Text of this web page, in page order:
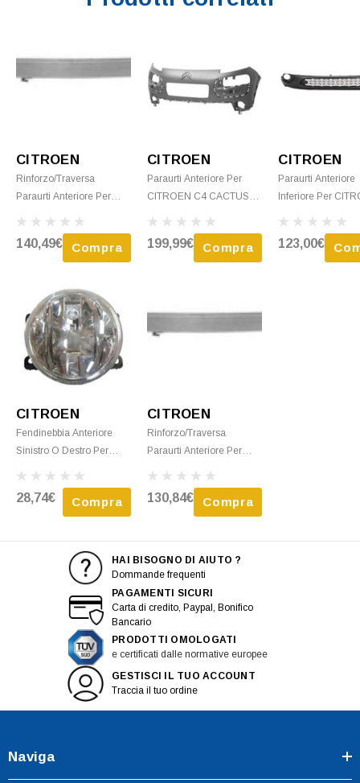
CITROEN
Rinforzo/traversa
Paraurti Anteriore Per
Fase 1, 2014-2018, In
Alluminio, Nuovo
140,49€ Compra
CITROEN
Paraurti Anteriore Per
CITROEN C4 CACTUS
Nuovo Da Verniciare
199,99€ Compra
CITROEN
Paraurti Anteriore
Inferiore Per
2014-2018, Nero
Nuovo.
123,00€
CITROEN
Fendinebbia Anteriore
Sinistro O Destro Per
Fase 1, 2014-2018,
Paraurti Anteriore, Nuovo
28,74€ Compra
CITROEN
Rinforzo/traversa
Paraurti Anteriore Per
Dal 2016 Al 2020, In
Ferro, Nuovo
130,84€ Compra
HAI BISOGNO DI AIUTO ?
Dommande frequenti
PAGAMENTI SICURI
Carta di credito, Paypal, Bonifico
Bancario
PRODOTTI OMOLOGATI
e certificati dalle normative europee
GESTISCI IL TUO ACCOUNT
Traccia il tuo ordine
Naviga